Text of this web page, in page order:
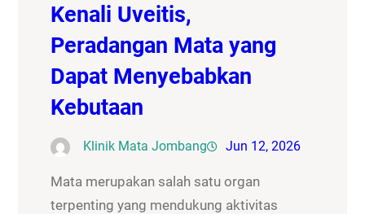
Kenali Uveitis,
Peradangan Mata yang
Dapat Menyebabkan
Kebutaan
Klinik Mata Jombang Jun 12, 2026
Mata merupakan salah satu organ
terpenting yang mendukung aktivitas